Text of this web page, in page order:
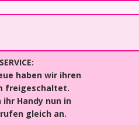
haben wir ihren
freigeschaltet.
ihr Handy nun in
gleich an.